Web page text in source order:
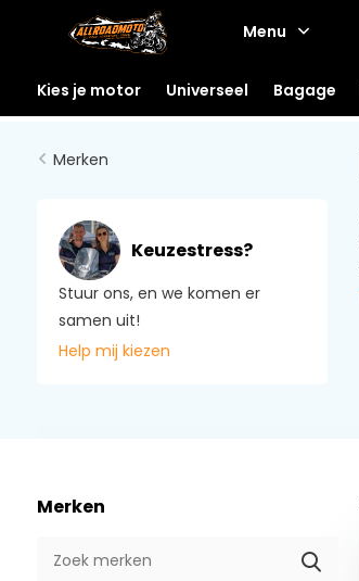
Menu
Kies je motor Universeel Bagage
Merken
Keuzestress?
Stuur ons, en we komen er
samen uit!
Help mij kiezen
Merken